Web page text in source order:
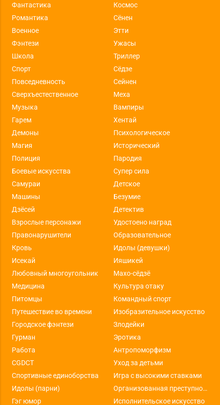
Фантастика
Космос
Романтика
Сёнен
Военное
Этти
Фэнтези
Ужасы
Школа
Триллер
Спорт
Сёдзе
Повседневность
Сейнен
Сверхъестественное
Меха
Музыка
Вампиры
Гарем
Хентай
Демоны
Психологическое
Магия
Исторический
Полиция
Пародия
Боевые искусства
Супер сила
Самураи
Детское
Машины
Безумие
Дзёсей
Детектив
Взрослые персонажи
Удостоено наград
Правонарушители
Образовательное
Кровь
Идолы (девушки)
Исекай
Ияшикей
Любовный многоугольник
Махо-сёдзё
Медицина
Культура отаку
Питомцы
Командный спорт
Путешествие во времени
Изобразительное искусство
Городское фэнтези
Злодейки
Гурман
Эротика
Работа
Антропоморфизм
CGDCT
Уход за детьми
Спортивные единоборства
Игра с высокими ставками
Идолы (парни)
Организованная преступность
Гэг юмор
Исполнительское искусство